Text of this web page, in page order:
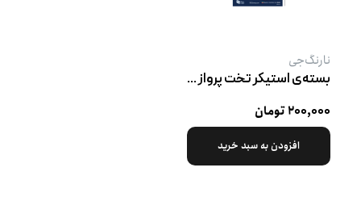
نارنگ‌جی
بسته‌ی استیکر تخت پرواز به سوی ماه ۱
۲۰۰,۰۰۰ تومان
افزودن به سبد خرید